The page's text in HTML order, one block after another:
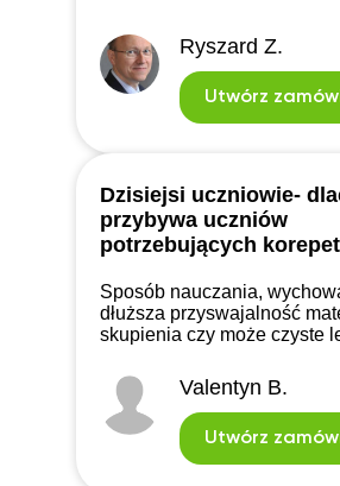
Ryszard Z.
Utwórz
Dzisiejsi uczniowie-
przybywa uczniów
potrzebujących
Sposób nauczania,
dłuższa przyswajalność
skupienia czy może czyste
potrzebuje korepetycji oraz z
właściwie wynika?
Valentyn B.
Utwórz